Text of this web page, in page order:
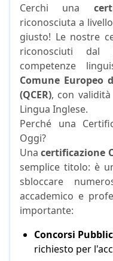
Cerchi una
riconosciuta a
giusto! Le nostre
riconosciuti dal
competenze
Comune Europeo
(QCER), con
Lingua Inglese.
Perché una
Oggi?
Unacertificazione
semplice titolo: è
sbloccare
accademico e
importante:
Concorsi
richiesto per